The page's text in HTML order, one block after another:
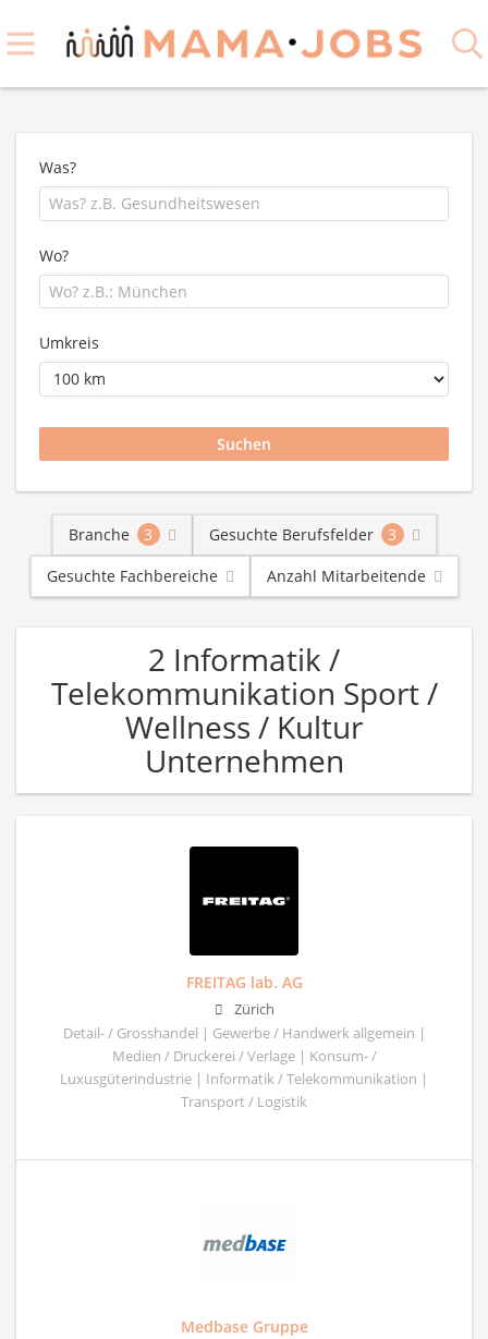
Was?
Wo?
Umkreis
Branche 3 Gesuchte Berufsfelder
3
Gesuchte Fachbereiche
Anzahl Mitarbeitende
2 Informatik /
Telekommunikation Sport /
Wellness / Kultur
Unternehmen
FREITAG lab. AG
Zürich
Detail- / Grosshandel | Gewerbe / Handwerk allgemein |
Medien / Druckerei / Verlage | Konsum- /
Luxusgüterindustrie | Informatik / Telekommunikation |
Transport / Logistik
Medbase Gruppe